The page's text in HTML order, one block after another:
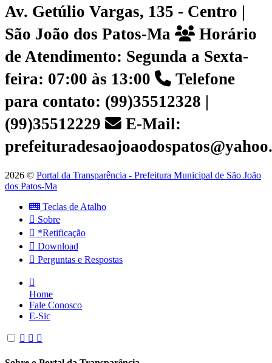
Av. Getúlio Vargas, 135 - Centro |
São João dos Patos-Ma
Horário
de Atendimento: Segunda a Sexta-
feira: 07:00 às 13:00
Telefone
para contato: (99)35512328 |
(99)35512229
E-Mail:
2026 © Portal da Transparência - Prefeitura Municipal de São João
dos Patos-Ma
Teclas de Atalho
Sobre
*Retificação
Download
Perguntas e Respostas
Home
Fale Conosco
E-Sic